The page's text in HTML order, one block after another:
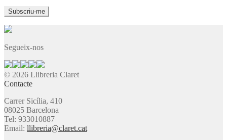
Segueix-nos
© 2026 Llibreria Claret
Contacte
Carrer Sicília, 410
08025 Barcelona
Tel: 933010887
Email: llibreria@claret.cat